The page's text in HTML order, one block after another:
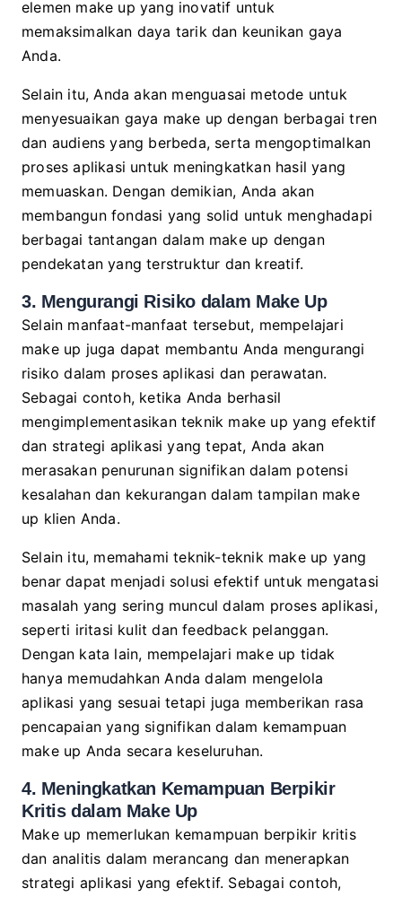
elemen make up yang inovatif untuk
memaksimalkan daya tarik dan keunikan gaya
Anda.
Selain itu, Anda akan menguasai metode untuk
menyesuaikan gaya make up dengan berbagai tren
dan audiens yang berbeda, serta mengoptimalkan
proses aplikasi untuk meningkatkan hasil yang
memuaskan. Dengan demikian, Anda akan
membangun fondasi yang solid untuk menghadapi
berbagai tantangan dalam make up dengan
pendekatan yang terstruktur dan kreatif.
3. Mengurangi Risiko dalam Make Up
Selain manfaat-manfaat tersebut, mempelajari
make up juga dapat membantu Anda mengurangi
risiko dalam proses aplikasi dan perawatan.
Sebagai contoh, ketika Anda berhasil
mengimplementasikan teknik make up yang efektif
dan strategi aplikasi yang tepat, Anda akan
merasakan penurunan signifikan dalam potensi
kesalahan dan kekurangan dalam tampilan make
up klien Anda.
Selain itu, memahami teknik-teknik make up yang
benar dapat menjadi solusi efektif untuk mengatasi
masalah yang sering muncul dalam proses aplikasi,
seperti iritasi kulit dan feedback pelanggan.
Dengan kata lain, mempelajari make up tidak
hanya memudahkan Anda dalam mengelola
aplikasi yang sesuai tetapi juga memberikan rasa
pencapaian yang signifikan dalam kemampuan
make up Anda secara keseluruhan.
4. Meningkatkan Kemampuan Berpikir
Kritis dalam Make Up
Make up memerlukan kemampuan berpikir kritis
dan analitis dalam merancang dan menerapkan
strategi aplikasi yang efektif. Sebagai contoh,